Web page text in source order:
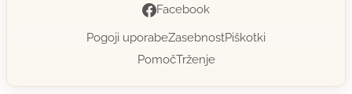
Facebook
Pogoji uporabeZasebnostPiškotki
PomočTrženje